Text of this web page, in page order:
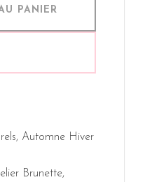
PANIER
, Automne Hiver
Brunette,